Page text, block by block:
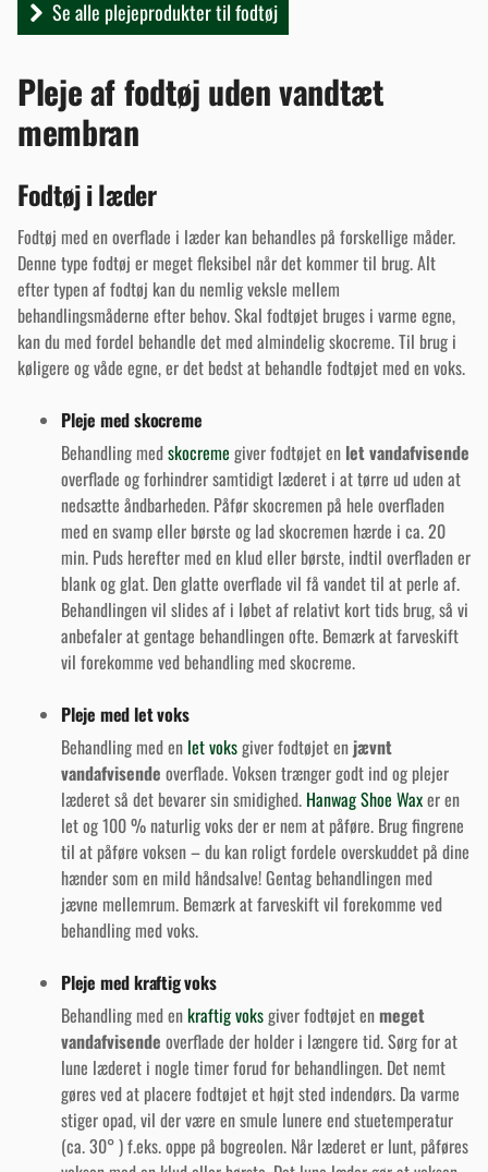
Se alle plejeprodukter til fodtøj
Pleje af fodtøj uden vandtæt
membran
Fodtøj i læder
Fodtøj med en overflade i læder kan behandles på forskellige måder.
Denne type fodtøj er meget fleksibel når det kommer til brug. Alt
efter typen af fodtøj kan du nemlig veksle mellem
behandlingsmåderne efter behov. Skal fodtøjet bruges i varme egne,
kan du med fordel behandle det med almindelig skocreme. Til brug i
køligere og våde egne, er det bedst at behandle fodtøjet med en voks.
Pleje med skocreme
Behandling medskocreme giver fodtøjet en let vandafvisende
overflade og forhindrer samtidigt læderet i at tørre ud uden at
nedsætte åndbarheden. Påfør skocremen på hele overfladen
med en svamp eller børste og lad skocremen hærde i ca. 20
min. Puds herefter med en klud eller børste, indtil overfladen er
blank og glat. Den glatte overflade vil få vandet til at perle af.
Behandlingen vil slides af i løbet af relativt kort tids brug, så vi
anbefaler at gentage behandlingen ofte. Bemærk at farveskift
vil forekomme ved behandling med skocreme.
Pleje med let voks
Behandling med en let voksgiver fodtøjet en jævnt
vandafvisende overflade. Voksen trænger godt ind og plejer
læderet så det bevarer sin smidighed. Hanwag Shoe Waxer en
let og 100 % naturlig voks der er nem at påføre. Brug fingrene
til at påføre voksen – du kan roligt fordele overskuddet på dine
hænder som en mild håndsalve! Gentag behandlingen med
jævne mellemrum. Bemærk at farveskift vil forekomme ved
behandling med voks.
Pleje med kraftig voks
Behandling med enkraftig voksgiver fodtøjet enmeget
vandafvisende overflade der holder i længere tid. Sørg for at
lune læderet i nogle timer forud for behandlingen. Det nemt
gøres ved at placere fodtøjet et højt sted indendørs. Da varme
stiger opad, vil der være en smule lunere end stuetemperatur
(ca. 30° ) f.eks. oppe på bogreolen. Når læderet er lunt, påføres